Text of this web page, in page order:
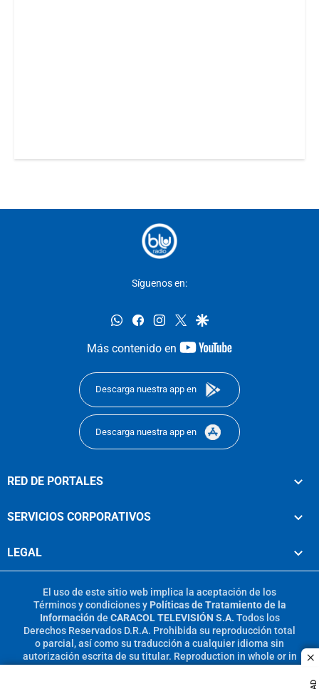
Síguenos en:
whatsappfacebookinstagram
twittergoogle
Más contenido en
youtube-
Descarga nuestra app en
Descarga nuestra app en
RED DE PORTALES
SERVICIOS CORPORATIVOS
LEGAL
El uso de este sitio web implica la aceptación de los
Términos y condicionesy Políticas de Tratamiento de la
Información de CARACOL TELEVISIÓN S.A. Todos los
Derechos Reservados D.R.A. Prohibida su reproducción total
o parcial, así como su traducción a cualquier idioma sin
autorización escrita de su titular. Reproduction in whole or in